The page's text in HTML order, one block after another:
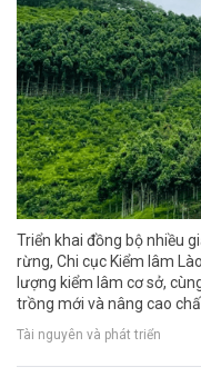
Triển khai đồng bộ nhiều
rừng, Chi cục Kiểm lâm
lượng kiểm lâm cơ sở,
trồng mới và nâng cao
Tài nguyên và phát triển